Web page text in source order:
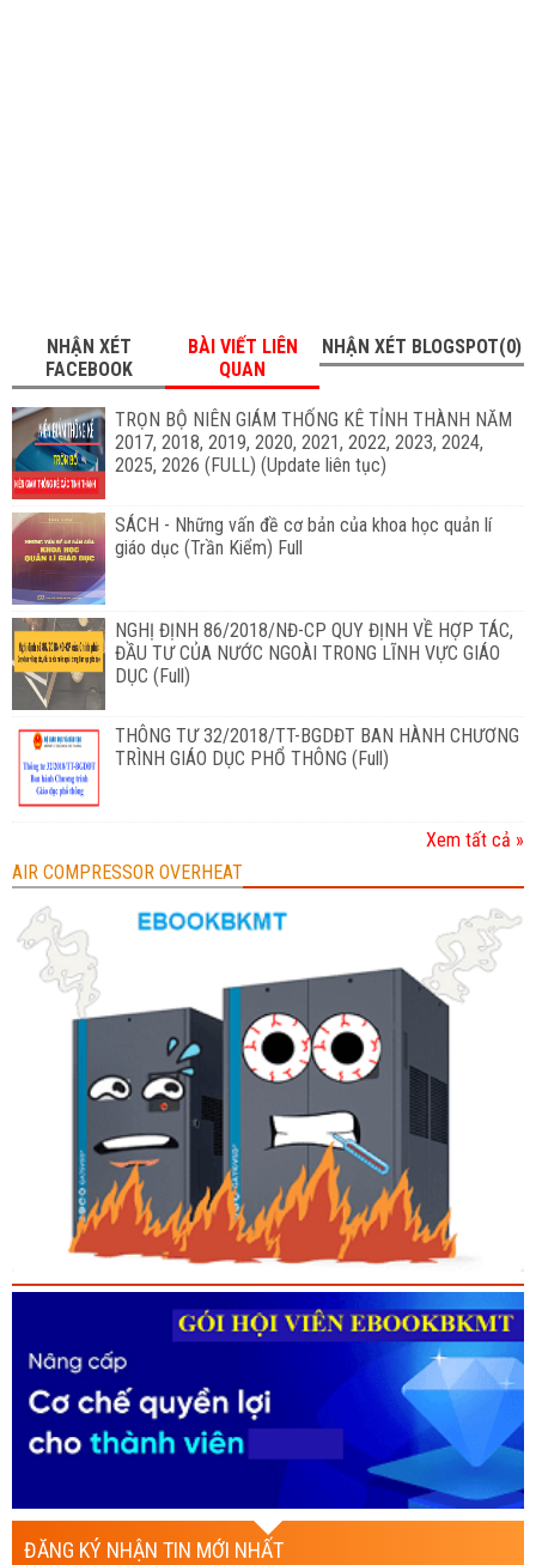
NHẬN XÉT
FACEBOOK
BÀI VIẾT LIÊN
QUAN
NHẬN XÉT BLOGSPOT(0)
TRỌN BỘ NIÊN GIÁM THỐNG KÊ TỈNH THÀNH NĂM
2017, 2018, 2019, 2020, 2021, 2022, 2023, 2024,
2025, 2026 (FULL) (Update liên tục)
SÁCH - Những vấn đề cơ bản của khoa học quản lí
giáo dục (Trần Kiểm) Full
NGHỊ ĐỊNH 86/2018/NĐ-CP QUY ĐỊNH VỀ HỢP TÁC,
ĐẦU TƯ CỦA NƯỚC NGOÀI TRONG LĨNH VỰC GIÁO
DỤC (Full)
THÔNG TƯ 32/2018/TT-BGDĐT BAN HÀNH CHƯƠNG
TRÌNH GIÁO DỤC PHỔ THÔNG (Full)
Xem tất cả »
AIR COMPRESSOR OVERHEAT
ĐĂNG KÝ NHẬN TIN MỚI NHẤT